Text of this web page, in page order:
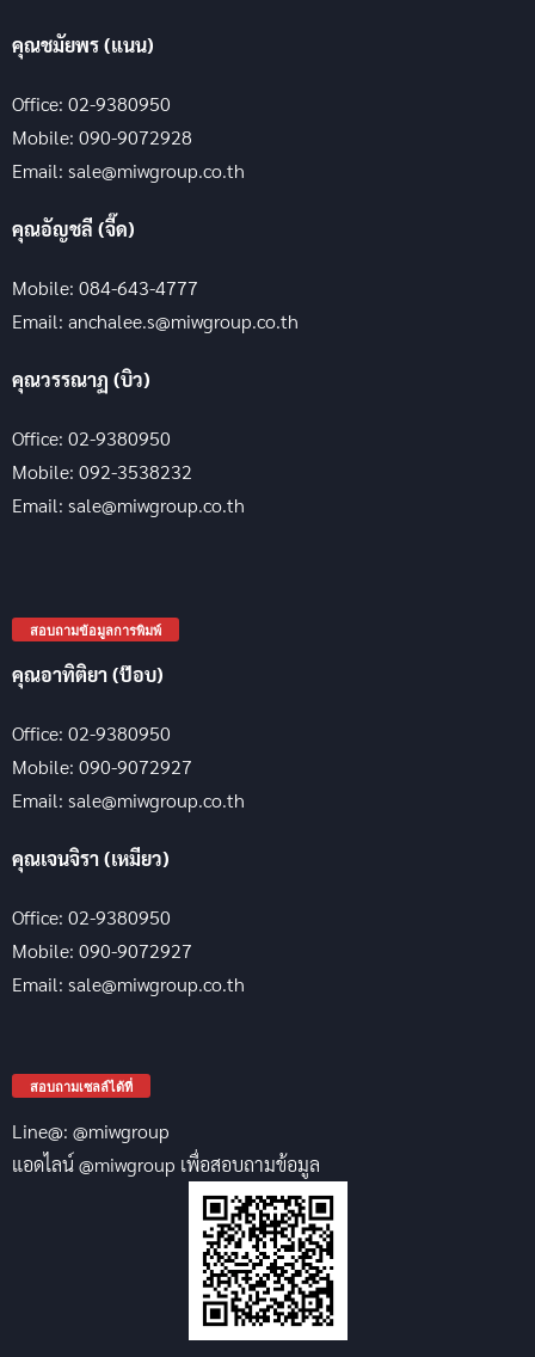
คุณชมัยพร (แนน)
Office: 02-9380950
Mobile: 090-9072928
Email: sale@miwgroup.co.th
คุณอัญชลี (จี๊ด)
Mobile: 084-643-4777
Email: anchalee.s@miwgroup.co.th
คุณวรรณาฏ (บิว)
Office: 02-9380950
Mobile: 092-3538232
Email: sale@miwgroup.co.th
สอบถามข้อมูลการพิมพ์
คุณอาทิติยา (ป๊อบ)
Office: 02-9380950
Mobile: 090-9072927
Email: sale@miwgroup.co.th
คุณเจนจิรา (เหมียว)
Office: 02-9380950
Mobile: 090-9072927
Email: sale@miwgroup.co.th
สอบถามเซลล์ได้ที่
Line@: @miwgroup
แอดไลน์ @miwgroup เพื่อสอบถามข้อมูล